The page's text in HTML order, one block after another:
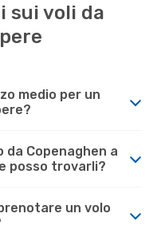
sui voli da
medio per un
Copenaghen a
posso trovarli?
un volo